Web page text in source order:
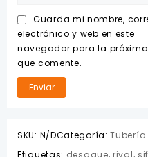
Guarda mi nombre,
electrónico y web en este
navegador para la
que comente.
SKU: N/DCategoría:
Etiquetas: desague, rival,